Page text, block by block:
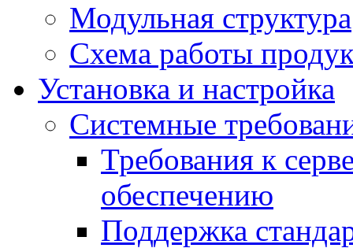
Модульная структура
Схема работы
Установка и настройка
Системные
Требования к
обеспечению
Поддержка